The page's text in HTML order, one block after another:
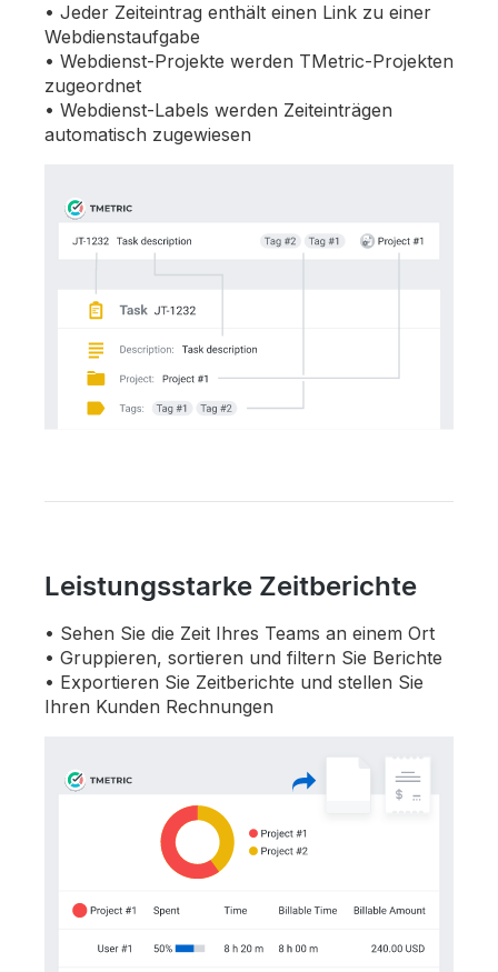
Jeder Zeiteintrag enthält einen Link zu einer
Webdienstaufgabe
Webdienst-Projekte werden TMetric-Projekten
zugeordnet
Webdienst-Labels werden Zeiteinträgen
automatisch zugewiesen
Leistungsstarke Zeitberichte
Sehen Sie die Zeit Ihres Teams an einem Ort
Gruppieren, sortieren und filtern Sie Berichte
Exportieren Sie Zeitberichte und stellen Sie
Ihren Kunden Rechnungen